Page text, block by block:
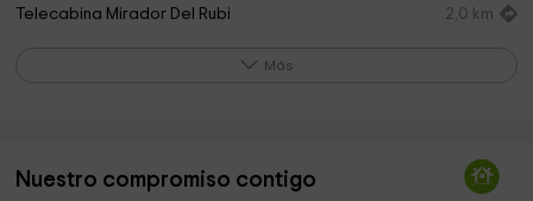
Telecabina Mirador Del Rubi 2,0 km
Naturaleza de Cabárceno Park
Cabárceno Natural Park 2,6 km
Más
Nuestro compromiso contigo